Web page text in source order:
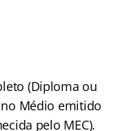
(Diploma ou
Médio emitido
pelo MEC).